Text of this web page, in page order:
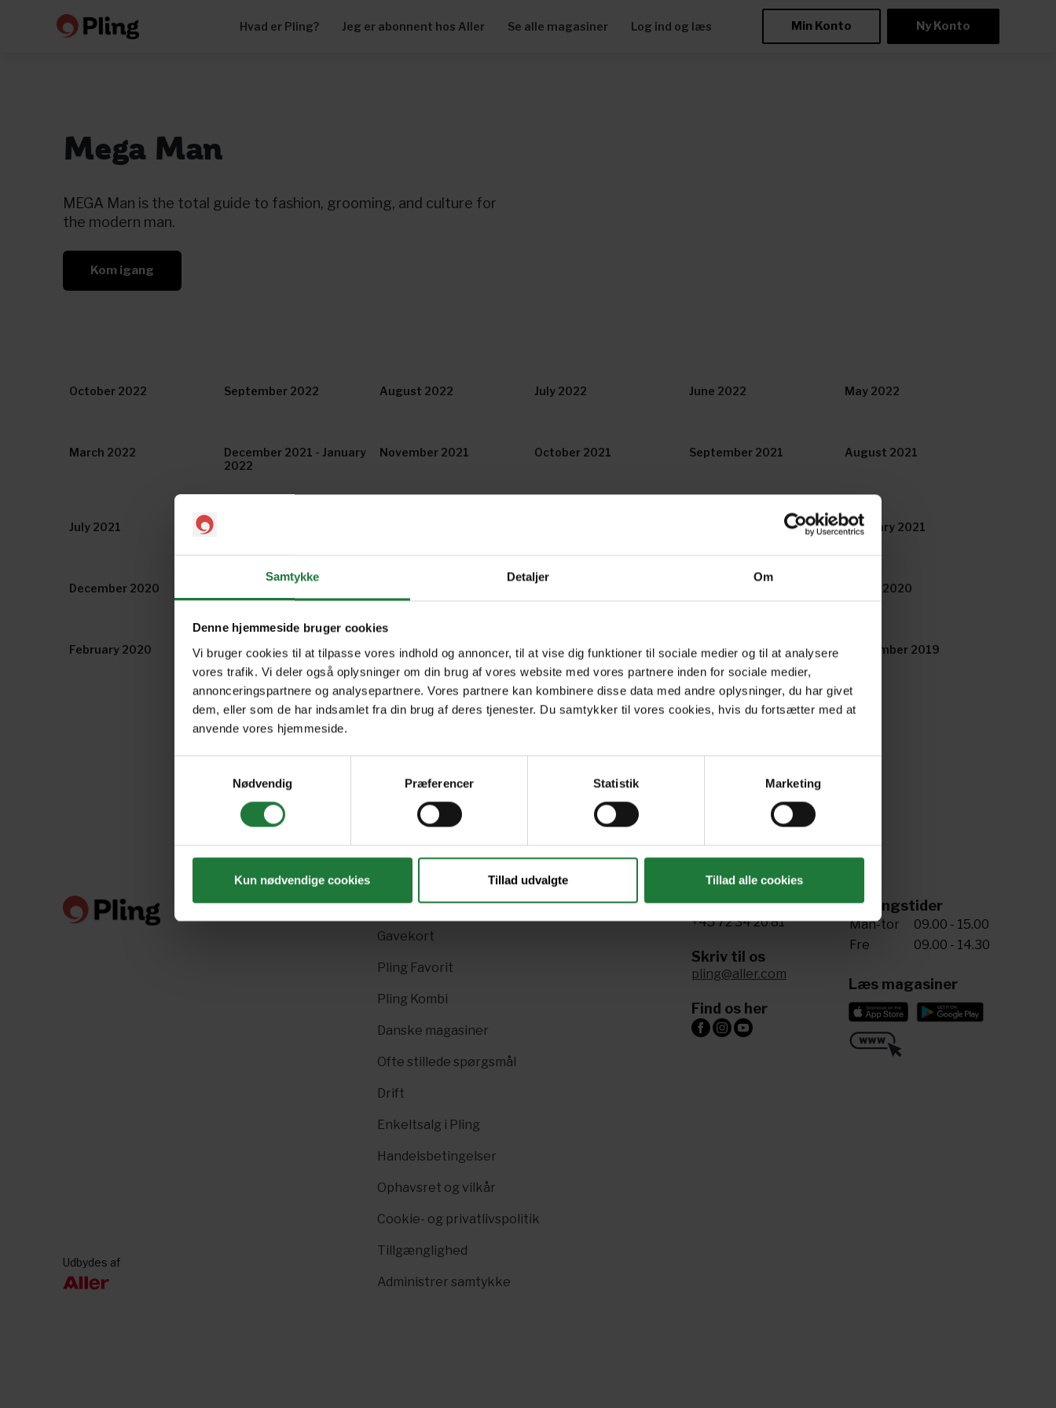
Samtykke Detaljer Om
Denne hjemmeside bruger cookies
Vi bruger cookies til at tilpasse vores indhold og annoncer, til at vise dig funktioner til sociale medier og til at analysere
vores trafik. Vi deler også oplysninger om din brug af vores website med vores partnere inden for sociale medier,
annonceringspartnere og analysepartnere. Vores partnere kan kombinere disse data med andre oplysninger, du har givet
dem, eller som de har indsamlet fra din brug af deres tjenester. Du samtykker til vores cookies, hvis du fortsætter med at
anvende vores hjemmeside.
Nødvendig
Præferencer Statistik Marketing
Kun nødvendige cookies Tillad udvalgte Tillad alle cookies
Hvad er Pling? Jeg er abonnent hos Aller Se alle magasiner Log ind og læs Min Konto Ny Konto
Mega Man
MEGA Man is the total guide to fashion, grooming, and culture for
the modern man.
Kom igang
October 2022 September 2022 August 2022 July 2022 June 2022 May 2022
March 2022
December 2021 - January
2022
November 2021 October 2021 September 2021 August 2021
July 2021 February 2021
December 2020 November 2020 September 2020 March 2020
February 2020 January 2020 December 2019 November 2019 October 2019 September 2019
Forrige 1 2 Næste
Nyt i Pling
Gavekort
Pling Favorit
Pling Kombi
Danske magasiner
Ofte stillede spørgsmål
Drift
Enkeltsalg i Pling
Handelsbetingelser
Ophavsret og vilkår
Cookie- og privatlivspolitik
Tillgænglighed
Administrer samtykke
Ring til os
+45 72 34 20 81
Skriv til os
pling@aller.com
Find os her
Åbningstider
Man-tor
09.00 - 15.00
Fre
09.00 - 14.30
Læs magasiner
Udbydes af